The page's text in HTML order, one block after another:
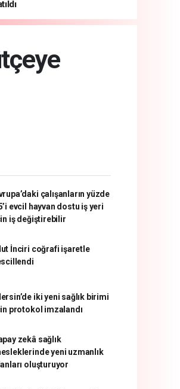
çalışanların yüzde
evcil hayvan dostu iş yeri
iş değiştirebilir
İnciri coğrafi işaretle
iki yeni sağlık birimi
protokol imzalandı
zekâ sağlık
yeni uzmanlık
oluşturuyor